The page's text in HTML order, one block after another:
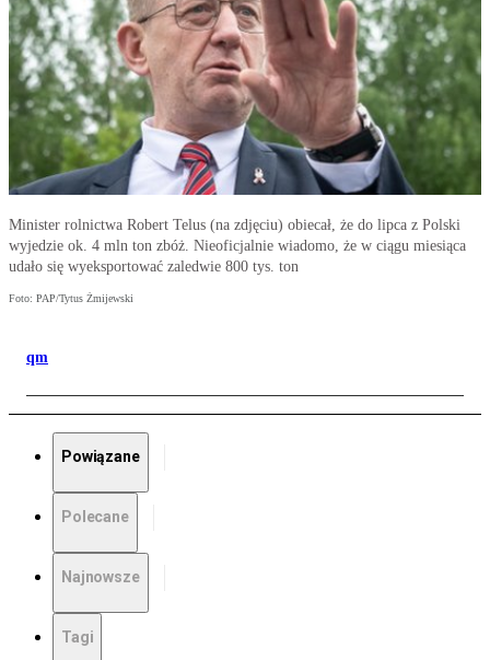
Minister rolnictwa Robert Telus (na zdjęciu) obiecał, że do lipca z Polski
wyjedzie ok. 4 mln ton zbóż. Nieoficjalnie wiadomo, że w ciągu miesiąca
udało się wyeksportować zaledwie 800 tys. ton
Foto: PAP/Tytus Żmijewski
qm
Powiązane
Polecane
Najnowsze
Tagi